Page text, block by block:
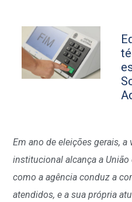
Em ano de eleições gerais,
institucional alcança a União
como a agência conduz a
atendidos, e a sua própria